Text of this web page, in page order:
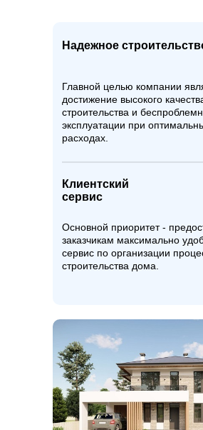
Надежное
Клиентский
сервис
Главной целью компании
достижение высокого
строительства и
эксплуатации при
расходах.
Основной приоритет -
заказчикам максимально
сервис по организации
строительства дома.